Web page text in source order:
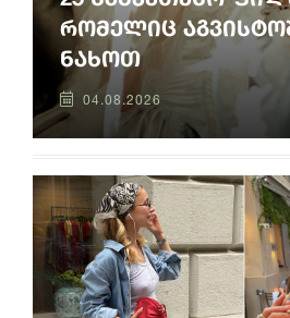
რომელიც
ნახოთ
04.08.2026